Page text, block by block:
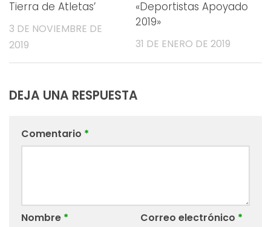
Tierra de Atletas’
3 DE NOVIEMBRE DE
2019
«Deportistas Apoyado
2019»
31 DE ENERO DE 2019
DEJA UNA RESPUESTA
Comentario *
Nombre * Correo electrónico *